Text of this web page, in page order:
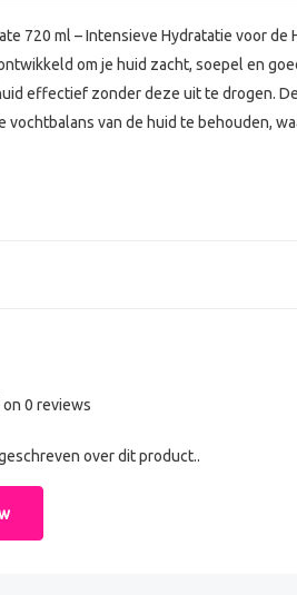
720 ml – Intensieve Hydratatie voor
om je huid zacht, soepel en
effectief zonder deze uit te drogen.
vochtbalans van de huid te behouden,
on 0 reviews
over dit product..